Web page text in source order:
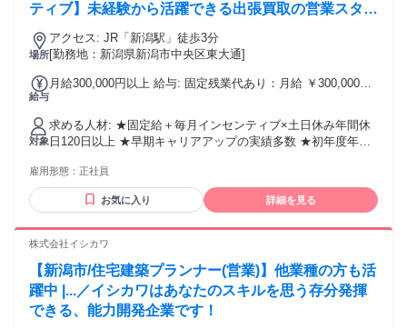
ティブ】未経験から活躍できる出張買取の営業スタッ
フ！早期キャリアアップ実績多数
場所
アクセス: JR「新潟駅」徒歩3分
[勤務地：新潟県新潟市中央区東大通]
給与
月給300,000円以上 給与: 固定残業代あり：月給 ￥300,000以
む。45時間を超える残業代は追加で支給する。 ⽉給 30万円以
上 ⽉給30万円〜+毎⽉インセン＋達成報奨金＋ランキング報
奨金＋交通費＋各種⼿当＋役職⼿当 ※試⽤期間3ヶ⽉あり。
（期間中の待遇変更はありません） ★達成報奨金、ランキン
り） ★⼦ども⼿当あり（1⼈につき毎⽉1万円／規定あり） ★
マイカー通勤OK（交通費は規定内⽀給) 【初年度の年収例】
700万円〜3000万円以上可能 【年収例】 ・年収1500万円 ／
経験1年 ・年収2000万円 ／ 経験2年 ・年収3000万円 ／ 経験3
年 ★1年⽬で年収1000万円超の実績多数︕
対象
求める人材: ★固定給＋毎月インセンティブ×土日休み年間休
日120日以上 ★早期キャリアアップの実績多数 ★初年度年収
業界経験、営業経験不問！手にスキルを！研修あり 【学歴・
経験・PCスキル不問／人柄重視の面接を行います】 ★未経験
OK・第二新卒歓迎！ ★社会人経験10年以上の方も大歓迎！
とに挑戦したい方（手厚い研修あり！） ・固定給に加えて、
る」環境で、安定して長く働きたい方 ・今の評価制度や待遇
に満足しておらず、成果を正当に評価してほしい方 ・安定基
盤の会社で、腰を据えて長く働きたい方 ※面接では建前や遠
慮は不要です。 「こんなこと聞いていいのかな」と思うよう
雇用形態： 正社員
お気に入り 詳細を見る
株式会社イシカワ
【新潟市/住宅建築プランナー(営業)】他業種の方も活
躍中 |...／イシカワはあなたのスキルを思う存分発揮
できる、能力開発企業です！